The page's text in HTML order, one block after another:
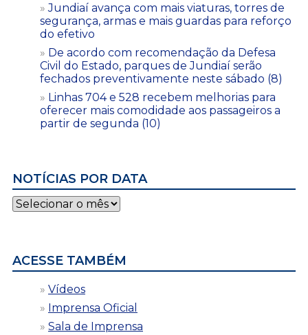
Jundiaí avança com mais viaturas, torres de
segurança, armas e mais guardas para reforço
do efetivo
De acordo com recomendação da Defesa
Civil do Estado, parques de Jundiaí serão
fechados preventivamente neste sábado (8)
Linhas 704 e 528 recebem melhorias para
oferecer mais comodidade aos passageiros a
partir de segunda (10)
NOTÍCIAS POR DATA
Notícias
por
ACESSE TAMBÉM
Vídeos
Imprensa Oficial
Sala de Imprensa